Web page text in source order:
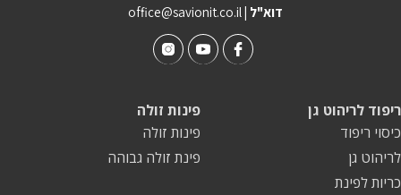
office@savionit.co.il | דוא"ל
פינות זולה
פינות זולה
פינת זולה גבוהה
ריפוד לריהוט גן
כיסוי ריפוד
לריהוט גן
כריות לפינת